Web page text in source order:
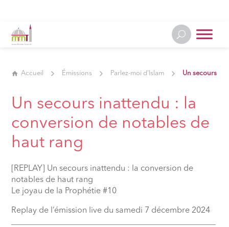
Accueil Émissions Parlez-moi d'Islam Un secours
Un secours inattendu : la
conversion de notables de
haut rang
[REPLAY] Un secours inattendu : la conversion de
notables de haut rang
Le joyau de la Prophétie #10
Replay de l’émission live du samedi 7 décembre 2024